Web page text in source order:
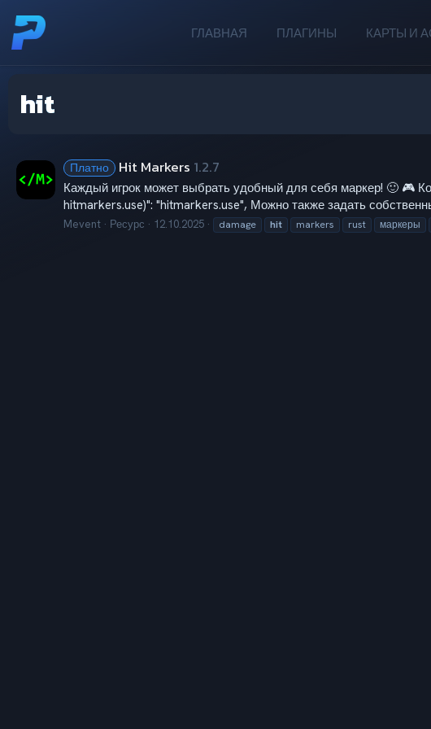
ГЛАВНАЯ ПЛАГИНЫ КАРТЫ И
hit
Платно Hit Markers 1.2.7
Каждый игрок может выбрать удобный для себя маркер! 🙂 🎮
hitmarkers.use)": "hitmarkers.use", Можно также задать
Mevent Ресурс 12.10.2025 damage hit markers rust маркеры